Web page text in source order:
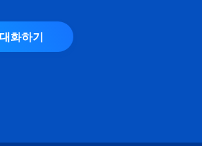
화하기